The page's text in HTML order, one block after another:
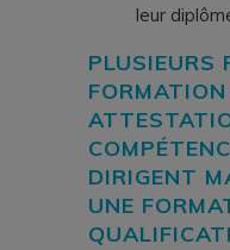
leur
PLUSIEURS
DIRIGENT
UNE